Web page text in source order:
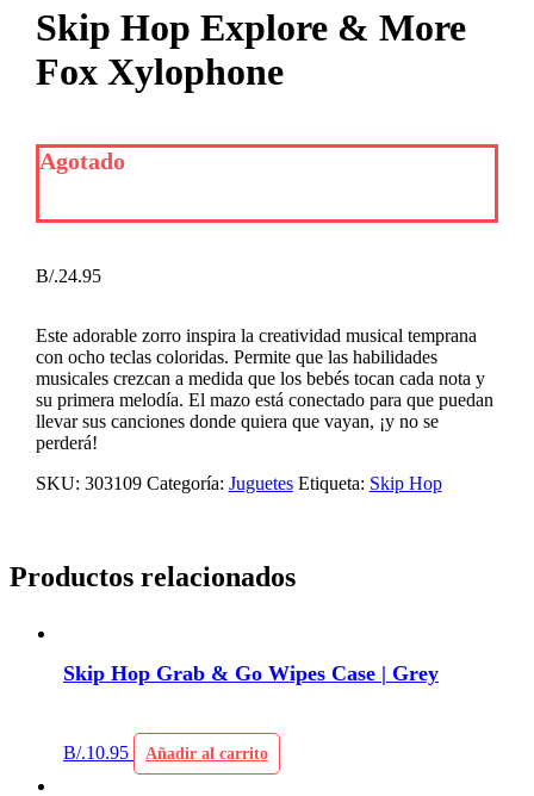
Skip Hop Explore & More
Fox Xylophone
B/.24.95
Este adorable zorro inspira la creatividad musical temprana
con ocho teclas coloridas. Permite que las habilidades
musicales crezcan a medida que los bebés tocan cada nota y
su primera melodía. El mazo está conectado para que puedan
llevar sus canciones donde quiera que vayan, ¡y no se
perderá!
Agotado
SKU: 303109 Categoría: Juguetes Etiqueta: Skip Hop
Productos relacionados
Skip Hop Grab & Go Wipes Case | Grey
B/.10.95 Añadir al carrito